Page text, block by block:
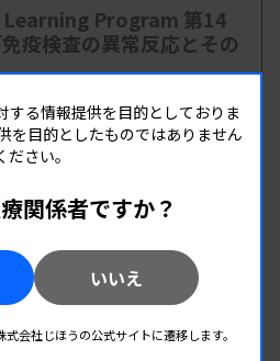
Program 第14
疫検査の異常反応とその
マンド配信
09.06
部医学検査学会
師会 近畿支部
する情報提供を目的としておりま
を目的としたものではありません
さい。
関係者ですか？
いいえ
会社じほうの公式サイトに遷移します。